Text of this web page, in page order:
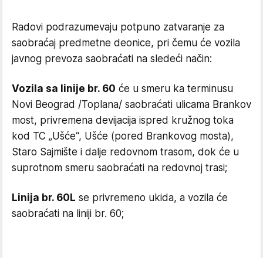
Radovi podrazumevaju potpuno zatvaranje za
saobraćaj predmetne deonice, pri čemu će vozila
javnog prevoza saobraćati na sledeći način:
Vozila sa linije br. 60 će u smeru ka terminusu
Novi Beograd /Toplana/ saobraćati ulicama Brankov
most, privremena devijacija ispred kružnog toka
kod TC „Ušće“, Ušće (pored Brankovog mosta),
Staro Sajmište i dalje redovnom trasom, dok će u
suprotnom smeru saobraćati na redovnoj trasi;
Linija br. 60L se privremeno ukida, a vozila će
saobraćati na liniji br. 60;